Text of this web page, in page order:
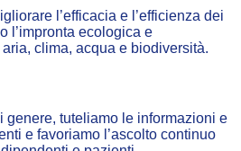
l’efficacia e l’efficienza dei
l’impronta ecologica e
clima, acqua e biodiversità.
genere, tuteliamo le informazioni e
e favoriamo l’ascolto continuo